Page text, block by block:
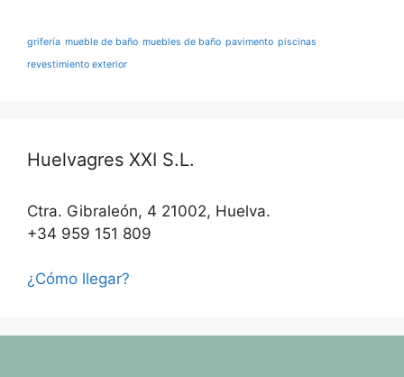
grifería mueble de baño muebles de baño pavimento piscinas
revestimiento exterior
Huelvagres XXI S.L.
Ctra. Gibraleón, 4 21002, Huelva.
+34 959 151 809
¿Cómo llegar?